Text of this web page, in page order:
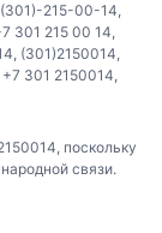
215-00-14,
301 215 00 14,
, (301)2150014,
+7 301 2150014,
поскольку
связи.